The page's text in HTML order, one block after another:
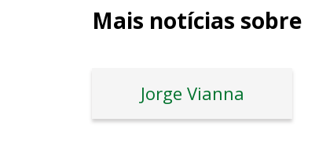
Mais notícias sobre
Jorge Vianna